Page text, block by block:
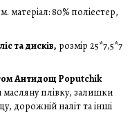
матеріал: 80% поліестер,
та дисків, розмір 25*7,5*7
Антидощ Poputchik
плівку, залишки
дорожній наліт та інші